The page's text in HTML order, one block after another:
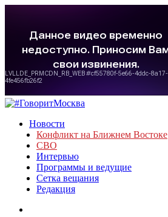
Новости
Конфликт на Ближнем Востоке
СВО
Интервью
Программы и ведущие
Сетка вещания
Редакция